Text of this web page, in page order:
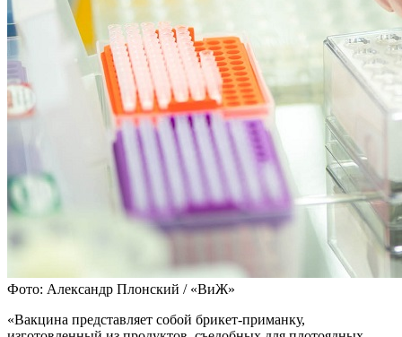
Фото: Александр Плонский / «ВиЖ»
«Вакцина представляет собой брикет-приманку,